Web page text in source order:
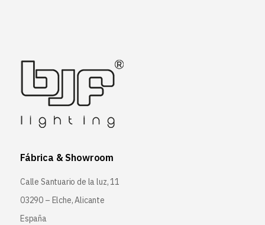
Fábrica & Showroom
Calle Santuario de la luz, 11
03290 – Elche, Alicante
España